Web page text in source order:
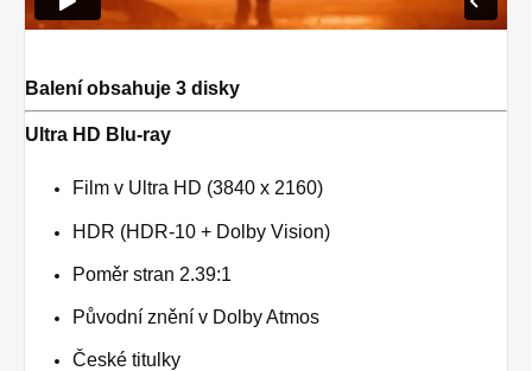
Balení obsahuje 3 disky
Ultra HD Blu-ray
Film v Ultra HD (3840 x 2160)
HDR (HDR-10 + Dolby Vision)
Poměr stran 2.39:1
Původní znění v Dolby Atmos
České titulky